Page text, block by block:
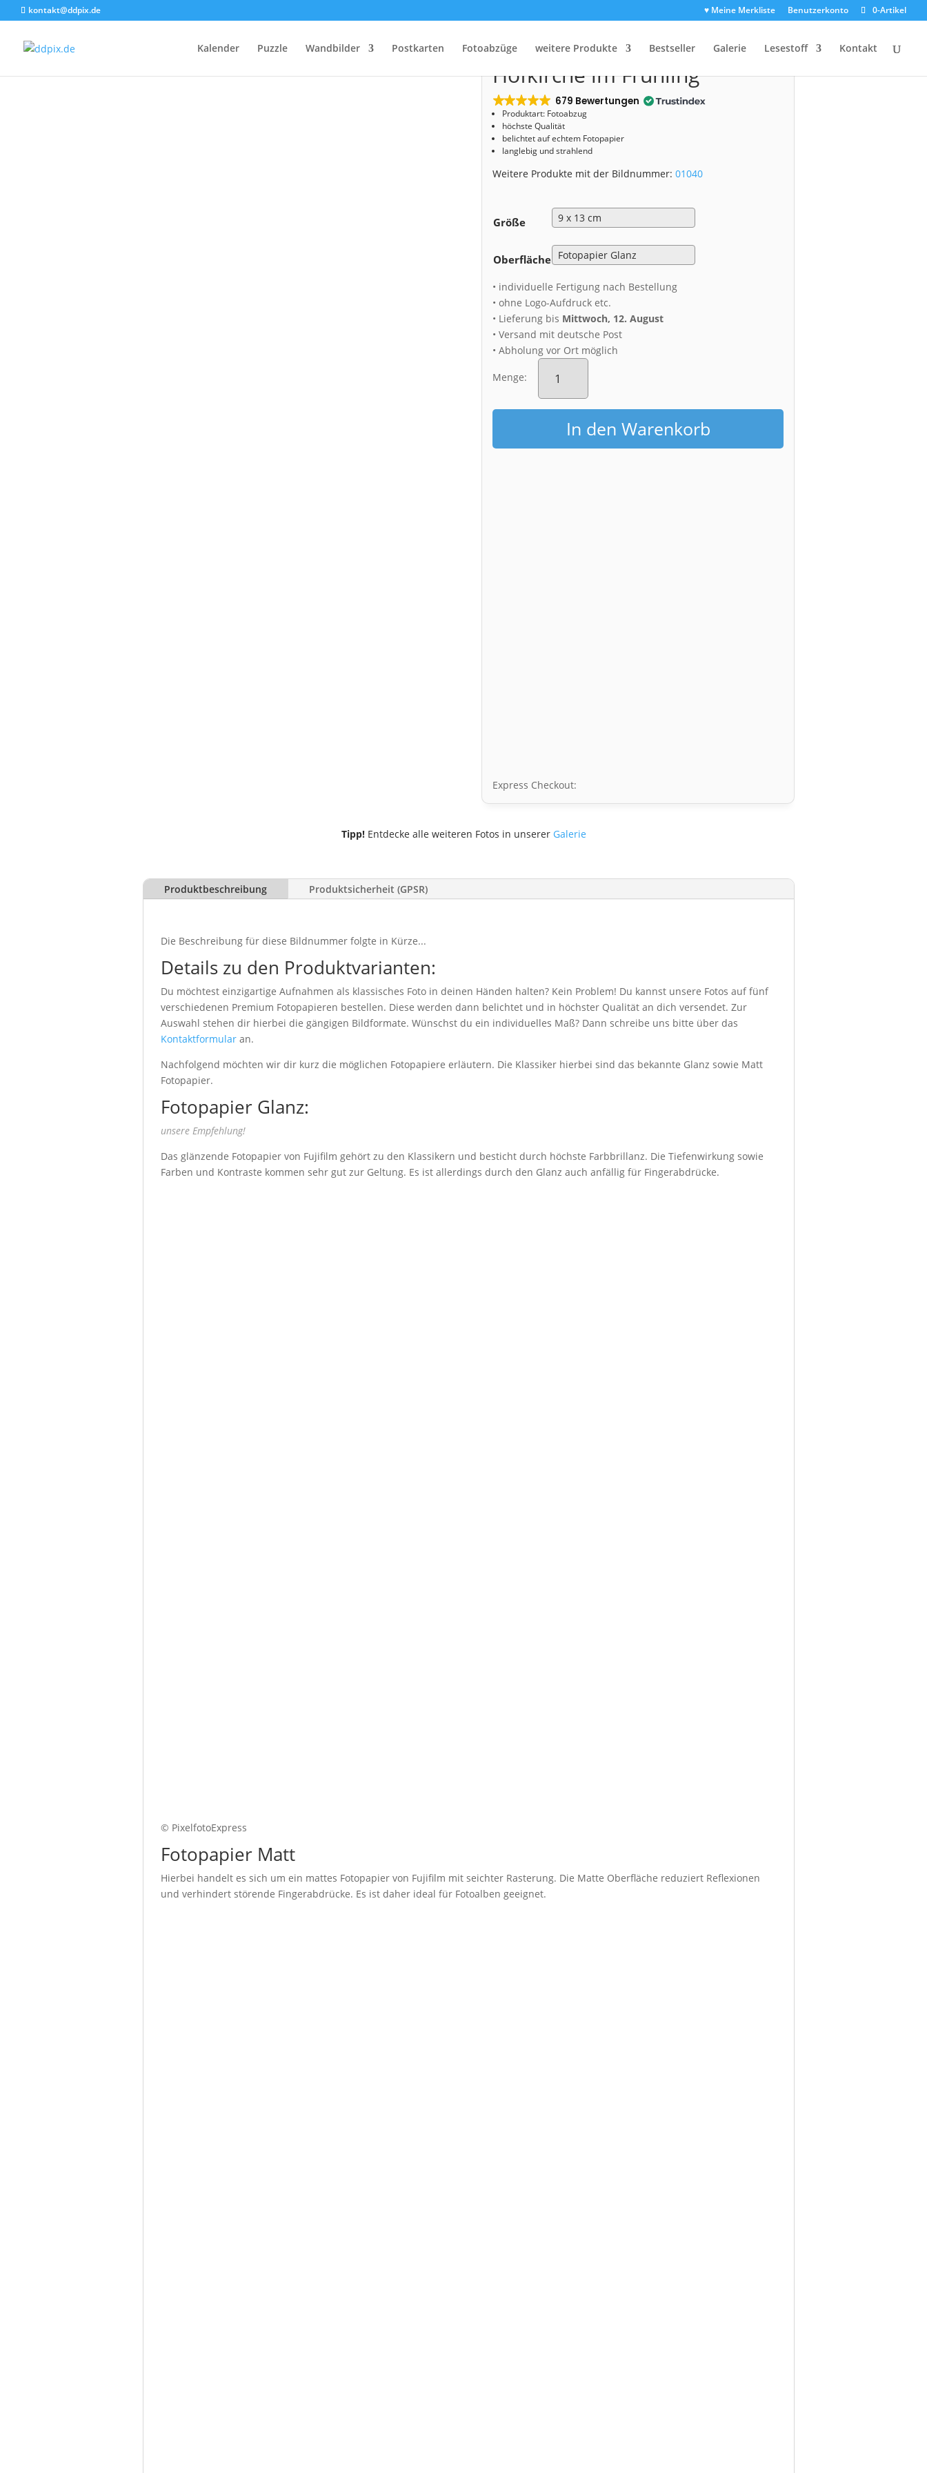
kontakt@ddpix.de ♥ Meine Merkliste Benutzerkonto 0-Artikel
Kalender Puzzle Wandbilder Postkarten Fotoabzüge weitere Produkte Bestseller Galerie Lesestoff Kontakt
Start/Shop/Fotoabzug/ Fotoabzug (01040) Hofkirche im Frühling
Fotoabzug (01040)
Hofkirche im Frühling
679 Bewertungen
Produktart: Fotoabzug
höchste Qualität
belichtet auf echtem Fotopapier
langlebig und strahlend
Weitere Produkte mit der Bildnummer:01040
Größe
Oberfläche
• individuelle Fertigung nach Bestellung
• ohne Logo-Aufdruck etc.
• Lieferung bis Mittwoch, 12. August
• Versand mit deutsche Post
• Abholung vor Ort möglich
Menge:
Fotoabzug
(01040)
im
Frühling
MengeIn den Warenkorb
Express Checkout:
Tipp!Entdecke alle weiteren Fotos in unserer Galerie
Produktbeschreibung Produktsicherheit (GPSR)
Die Beschreibung für diese Bildnummer folgte in Kürze...
Details zu den Produktvarianten:
Du möchtest einzigartige Aufnahmen als klassisches Foto in deinen Händen halten? Kein Problem! Du kannst unsere Fotos auf fünf
verschiedenen Premium Fotopapieren bestellen. Diese werden dann belichtet und in höchster Qualität an dich versendet. Zur
Auswahl stehen dir hierbei die gängigen Bildformate. Wünschst du ein individuelles Maß? Dann schreibe uns bitte über das
Kontaktformular an.
Nachfolgend möchten wir dir kurz die möglichen Fotopapiere erläutern. Die Klassiker hierbei sind das bekannte Glanz sowie Matt
Fotopapier.
Fotopapier Glanz:
unsere Empfehlung!
Das glänzende Fotopapier von Fujifilm gehört zu den Klassikern und besticht durch höchste Farbbrillanz. Die Tiefenwirkung sowie
Farben und Kontraste kommen sehr gut zur Geltung. Es ist allerdings durch den Glanz auch anfällig für Fingerabdrücke.
© PixelfotoExpress
Fotopapier Matt
Hierbei handelt es sich um ein mattes Fotopapier von Fujifilm mit seichter Rasterung. Die Matte Oberfläche reduziert Reflexionen
und verhindert störende Fingerabdrücke. Es ist daher ideal für Fotoalben geeignet.